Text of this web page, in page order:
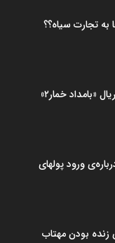
تجارت سیاه؟؟
«بامداد خمار۲»
ورود پولهای
بودن مهتاب